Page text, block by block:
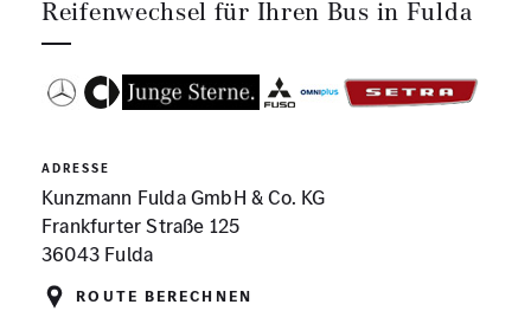
Reifenwechsel für Ihren Bus in Fulda
ADRESSE
Kunzmann Fulda GmbH & Co. KG
Frankfurter Straße 125
36043 Fulda
Route berechnen